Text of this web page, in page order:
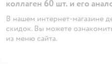
коллаген 60 шт. и его
В нашем интернет-магазине
скидок. Вы можете
из меню сайта.